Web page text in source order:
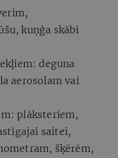
kuņģa skābi
deguna
aerosolam vai
plāksteriem,
saitei,
šķērēm,